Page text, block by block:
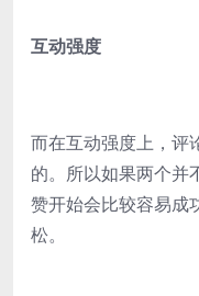
互动强度
而在互动强度上，评
的。所以如果两个并
赞开始会比较容易成
松。